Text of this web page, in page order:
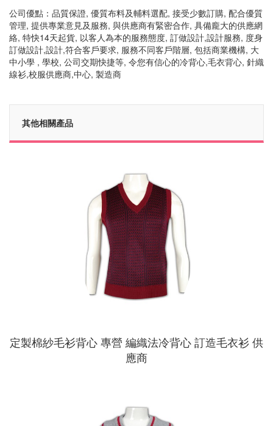
公司優點：品質保證, 優質布料及輔料選配, 接受少數訂購, 配合優質
管理, 提供專業意見及服務, 與供應商有緊密合作, 具備龐大的供應網
絡, 特快14天起貨, 以客人為本的服務態度, 訂做設計,設計服務, 度身
訂做設計,設計,符合客戶要求, 服務不同客戶階層, 包括商業機構, 大
中小學 , 學校, 公司交期快捷等, 令您有信心的冷背心,毛衣背心, 針織
線衫,校服供應商,中心, 製造商
其他相關產品
定製棉紗毛衫背心 專營 編織法冷背心 訂造毛衣衫 供
應商